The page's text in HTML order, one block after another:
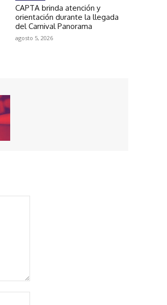
CAPTA brinda atención y
orientación durante la llegada
del Carnival Panorama
agosto 5, 2026